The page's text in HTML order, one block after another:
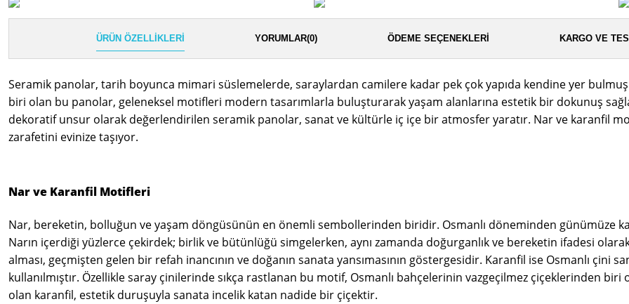
ÜRÜN ÖZELLIKLERI YORUMLAR(0) ÖDEME SEÇENEKLERI KARGO VE
Seramik panolar, tarih boyunca mimari süslemelerde, saraylardan camilere kadar pek çok yapıda kendine yer
biri olan bu panolar, geleneksel motifleri modern tasarımlarla buluşturarak yaşam alanlarına estetik bir dokunuş
dekoratif unsur olarak değerlendirilen seramik panolar, sanat ve kültürle iç içe bir atmosfer yaratır. Nar ve karanfil
zarafetini evinize taşıyor.
Nar ve Karanfil Motifleri
Nar, bereketin, bolluğun ve yaşam döngüsünün en önemli sembollerinden biridir. Osmanlı döneminden günümüze
Narın içerdiği yüzlerce çekirdek; birlik ve bütünlüğü simgelerken, aynı zamanda doğurganlık ve bereketin ifadesi
alması, geçmişten gelen bir refah inancının ve doğanın sanata yansımasının göstergesidir. Karanfil ise Osmanlı çini
kullanılmıştır. Özellikle saray çinilerinde sıkça rastlanan bu motif, Osmanlı bahçelerinin vazgeçilmez çiçeklerinden
olan karanfil, estetik duruşuyla sanata incelik katan nadide bir çiçektir.